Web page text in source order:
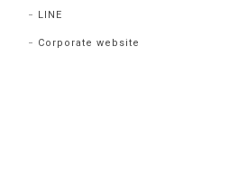
LINE
Corporate website